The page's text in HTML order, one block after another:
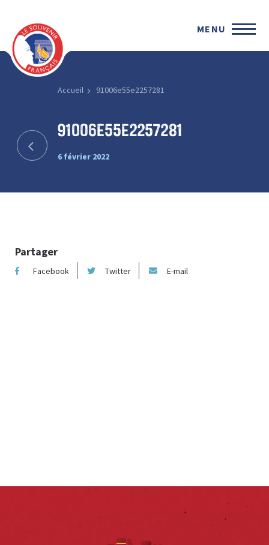
MENU
Accueil 91006e55e2257281
91006e55e2257281
6 février 2022
Partager
Facebook Twitter E-mail